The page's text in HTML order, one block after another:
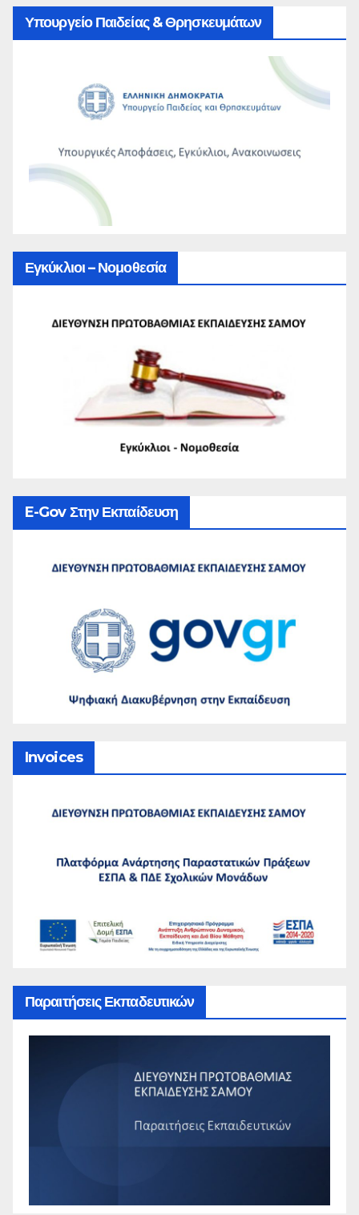
Υπουργείο Παιδείας & Θρησκευμάτων
Εγκύκλιοι – Νομοθεσία
E-Gov Στην Εκπαίδευση
Invoices
Παραιτήσεις Εκπαδευτικών